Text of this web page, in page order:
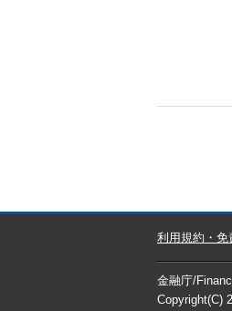
利用規約・
金融庁/
Copyright(C)